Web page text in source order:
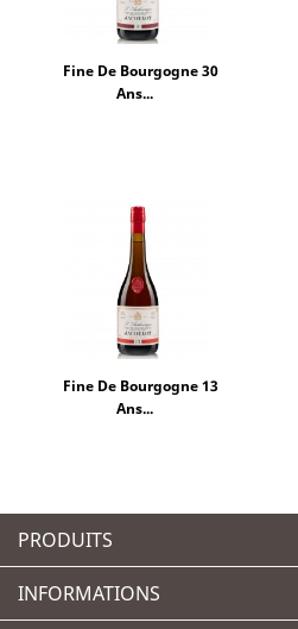
Fine De Bourgogne 30
Ans...
Fine De Bourgogne 13
Ans...
PRODUITS
INFORMATIONS